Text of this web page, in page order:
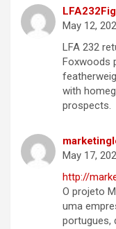
May 12,
LFA 232
Foxwoods
with
prospects.
May 17,
http://
O projeto
uma
portugues,